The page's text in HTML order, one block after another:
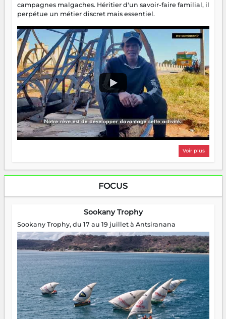
campagnes malgaches. Héritier d'un savoir-faire familial, il
perpétue un métier discret mais essentiel.
Voir plus
FOCUS
Sookany Trophy
Sookany Trophy, du 17 au 19 juillet à Antsiranana